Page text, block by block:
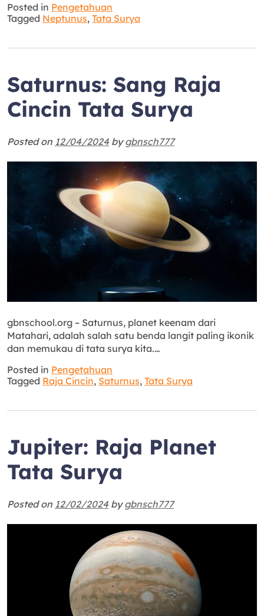
Posted in Pengetahuan
Tagged Neptunus, Tata Surya
Saturnus: Sang Raja
Cincin Tata Surya
Posted on 12/04/2024bygbnsch777
gbnschool.org – Saturnus, planet keenam dari
Matahari, adalah salah satu benda langit paling ikonik
dan memukau di tata surya kita.…
Posted in Pengetahuan
Tagged Raja Cincin, Saturnus, Tata Surya
Jupiter: Raja Planet
Tata Surya
Posted on 12/02/2024bygbnsch777